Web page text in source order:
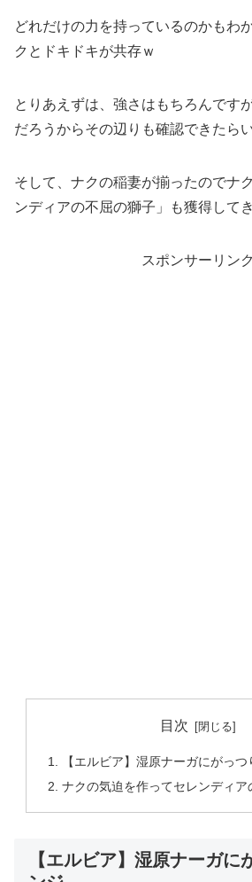
どれだけの力を持っているのかもわ
クとドキドキが共存ｗ
とりあえずは、強さはもちろんです
だろうからその辺りも確認できたら
そして、ナクの稲妻が揃ったのでナ
ンディアの不屈の獅子」も獲得して
スポンサーリンク
目次
【エルビア】湿原ナーガにがっ
ナクの気迫を作ってセレンディア
【エルビア】湿原ナーガに